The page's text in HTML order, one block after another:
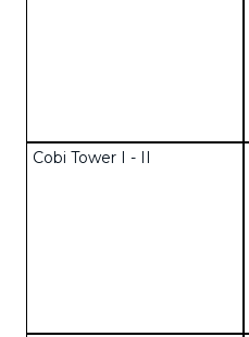
Cobi Tower I - II